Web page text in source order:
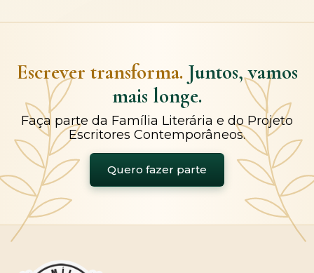
Escrever transforma. Juntos, vamos
mais longe.
Faça parte da Família Literária e do Projeto
Escritores Contemporâneos.
Quero fazer parte